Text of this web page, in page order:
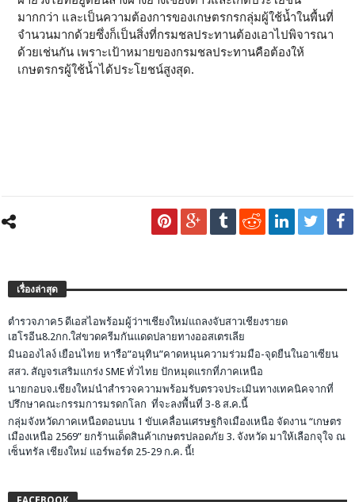
มากกว่า และเป็นความต้องการของเกษตรกรกลุ่มผู้ใช้น้ำในพื้นที่
จำนวนมากด้วยซึ่งก็เป็นสิ่งที่กรมชลประทานต้องเอาไปพิจารณา
ด้วยเช่นกัน เพราะเป้าหมายของกรมชลประทานคือต้องให้
เกษตรกรผู้ใช้น้ำได้ประโยชน์สูงสุด.
เรื่องล่าสุด
ตำรวจภาค5 ดีเอสไอพร้อมผู้ว่าฯเชียงใหม่แถลงจับสาวเชียงรายด
เฮโรอีน8.2กก.ใส่ขวดครีมกันแดดปลายทางออสเตรเลีย
มินอองไลง์ เยือนไทย หารือ”อนุทิน”คาดหนุนความร่วมมือ-จุดยืนในอาเซียน
สสว. สัญจรเสริมแกร่ง SME ทั่วไทย ปักหมุดแรกที่ภาคเหนือ
นายกอบจ.เชียงใหม่นำสำรวจความพร้อมรับตรวจประเมินทางเทคนิคจากที่
ปรึกษาคณะกรรมการมรดกโลก ที่จะลงพื้นที่ 3-8 ส.ค.นี้
กลุ่มจังหวัดภาคเหนือตอนบน 1 ขับเคลื่อนเศรษฐกิจเมืองเหนือ จัดงาน “เกษตร
เมืองเหนือ 2569” ยกร้านเด็ดสินค้าเกษตรปลอดภัย 3. จังหวัด มาให้เลือกจุใจ ณ
เซ็นทรัล เชียงใหม่ แอร์พอร์ต 25-29 ก.ค. นี้!